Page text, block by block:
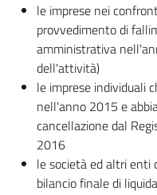
le imprese nei
provvedimento di
amministrativa
dell'attività)
le imprese individuali
nell'anno 2015 e
cancellazione dal
2016
le società ed altri enti
bilancio finale di